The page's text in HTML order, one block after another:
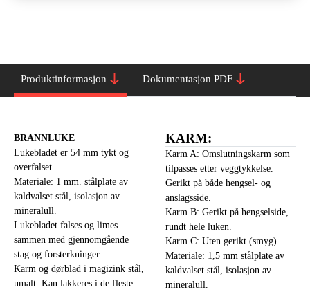
Produktinformasjon Dokumentasjon PDF
BRANNLUKE
Lukebladet er 54 mm tykt og
overfalset.
Materiale: 1 mm. stålplate av
kaldvalset stål, isolasjon av
mineralull.
Lukebladet falses og limes
sammen med gjennomgående
stag og forsterkninger.
Karm og dørblad i magizink stål,
umalt. Kan lakkeres i de fleste
KARM:
Karm A: Omslutningskarm som
tilpasses etter veggtykkelse.
Gerikt på både hengsel- og
anslagsside.
Karm B: Gerikt på hengselside,
rundt hele luken.
Karm C: Uten gerikt (smyg).
Materiale: 1,5 mm stålplate av
kaldvalset stål, isolasjon av
mineralull.